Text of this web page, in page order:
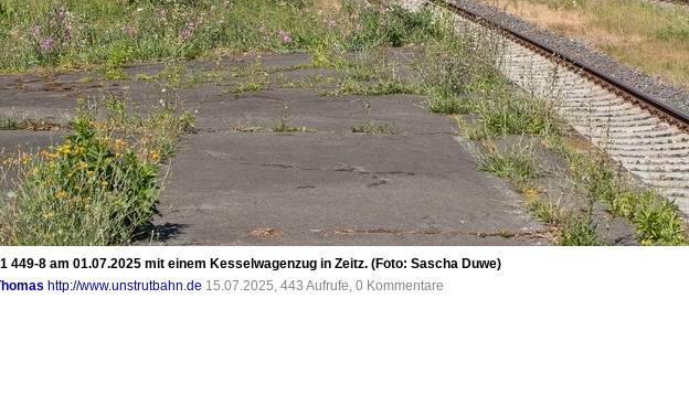
449-8 am 01.07.2025 mit einem Kesselwagenzug in Zeitz. (Foto: Sascha Duwe)
http://www.unstrutbahn.de 15.07.2025, 443 Aufrufe, 0 Kommentare